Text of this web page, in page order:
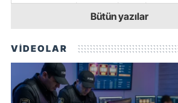
“AZCON Holdinq”ə yeni səlahiyyət
Ukrayna XİN başçısı Qara dənizdə
görə başsağlığı verib
Arayik və digərləri ilə bağlı YEKUN
Bütün yazılar
VİDEOLAR